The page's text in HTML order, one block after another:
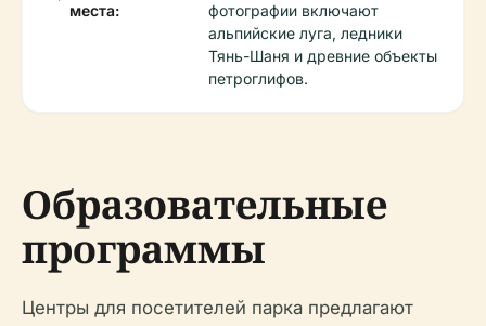
места:
фотографии включают
альпийские луга, ледники
Тянь-Шаня и древние объекты
петроглифов.
Образовательные
программы
Центры для посетителей парка предлагают